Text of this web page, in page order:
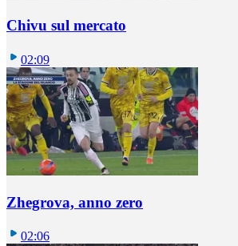
Chivu sul mercato
02:09
Zhegrova, anno zero
02:06